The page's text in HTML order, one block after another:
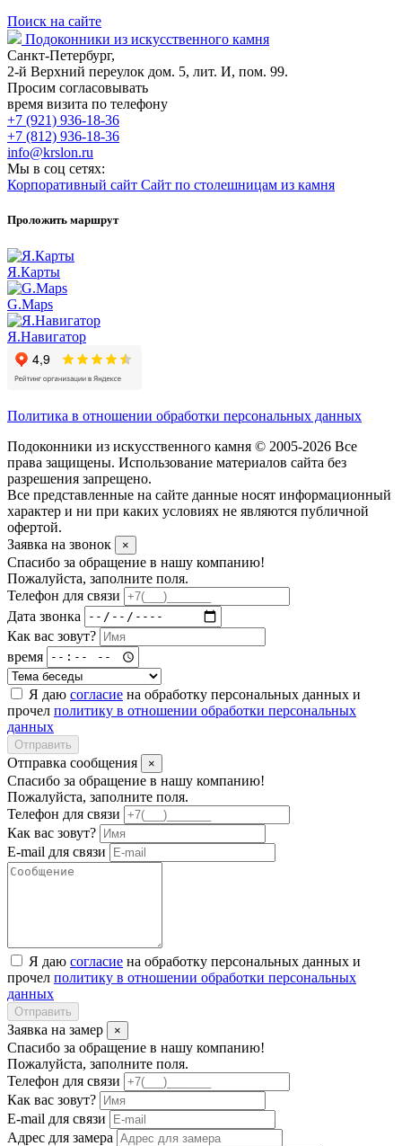
Поиск на сайте
Подоконники из искусственного камня
Санкт-Петербург,
2-й Верхний переулок дом. 5, лит. И, пом. 99.
Просим согласовывать
время визита по телефону
+7 (921) 936-18-36
+7 (812) 936-18-36
info@krslon.ru
Мы в соц сетях:
Корпоративный сайт Сайт по столешницам из камня
Проложить маршрут
Я.Карты
G.Maps
Я.Навигатор
Политика в отношении обработки персональных данных
Подоконники из искусственного камня © 2005-2026 Все
права защищены. Использование материалов сайта без
разрешения запрещено.
Все представленные на сайте данные носят информационный
характер и ни при каких условиях не являются публичной
офертой.
Заявка на звонок
×
Спасибо за обращение в нашу компанию!
Пожалуйста, заполните поля.
Телефон для связи
Дата звонка
Как вас зовут?
время
Я даю согласие на обработку персональных данных и
прочел политику в отношении обработки персональных
данных
Отправить
Отправка сообщения ×
Спасибо за обращение в нашу компанию!
Пожалуйста, заполните поля.
Телефон для связи
Как вас зовут?
E-mail для связи
Я даю согласие на обработку персональных данных и
прочел политику в отношении обработки персональных
данных
Отправить
Заявка на замер ×
Спасибо за обращение в нашу компанию!
Пожалуйста, заполните поля.
Телефон для связи
Как вас зовут?
E-mail для связи
Адрес для замера